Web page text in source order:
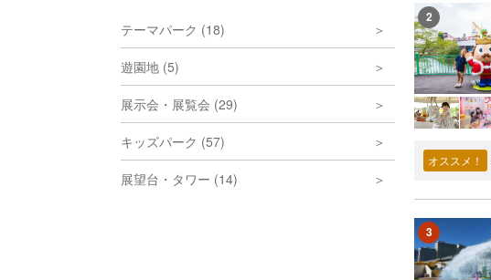
テーマパーク (18)
遊園地 (5)
展示会・展覧会 (29)
キッズパーク (57)
展望台・タワー (14)
2
オススメ！
3